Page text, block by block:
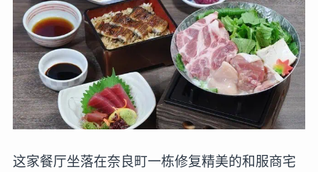
这家餐厅坐落在奈良町一栋修复精美的和服商宅